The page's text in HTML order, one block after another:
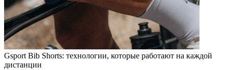
Gsport Bib Shorts: технологии, которые работают на каждой
дистанции